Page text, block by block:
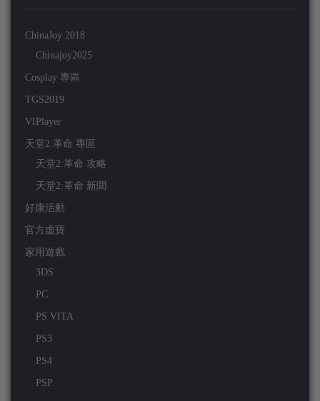
ChinaJoy 2018
Chinajoy2025
Cosplay 專區
TGS2019
VIPlayer
天堂2:革命 專區
天堂2:革命 攻略
天堂2:革命 新聞
好康活動
官方虛寶
家用遊戲
3DS
PC
PS VITA
PS3
PS4
PSP